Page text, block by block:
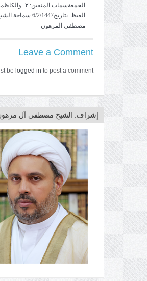
الجمعةسمات المتقين: ٣-
الغيظ. بتاريخ6/2/1447.سماحة
مصطفى المرهون
Leave a Comment
be logged in to post a comment.
إشراف: الشيخ مصطفى آل